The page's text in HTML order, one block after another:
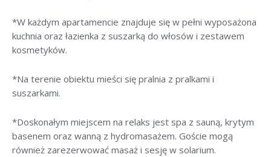
*W każdym apartamencie znajduje się w pełni wyposażona
kuchnia oraz łazienka z suszarką do włosów i zestawem
kosmetyków.
*Na terenie obiektu mieści się pralnia z pralkami i
suszarkami.
*Doskonałym miejscem na relaks jest spa z sauną, krytym
basenem oraz wanną z hydromasażem. Goście mogą
również zarezerwować masaż i sesję w solarium.